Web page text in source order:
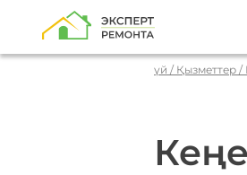
үй / Қызметтер /